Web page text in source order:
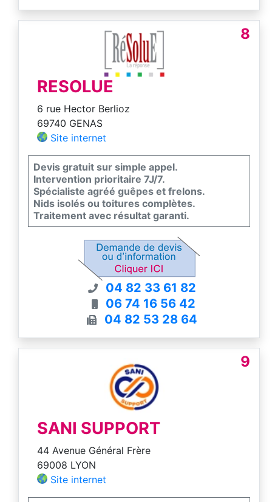
8
RESOLUE
6 rue Hector Berlioz
69740 GENAS
Site internet
Devis gratuit sur simple appel.
Intervention prioritaire 7J/7.
Spécialiste agréé guêpes et frelons.
Nids isolés ou toitures complètes.
Traitement avec résultat garanti.
04 82 33 61 82
06 74 16 56 42
04 82 53 28 64
9
SANI SUPPORT
44 Avenue Général Frère
69008 LYON
Site internet